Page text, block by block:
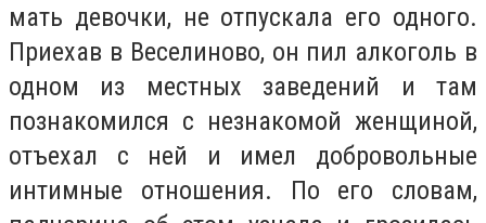
мать девочки, не отпускала его одного.
Приехав в Веселиново, он пил алкоголь в
одном из местных заведений и там
познакомился с незнакомой женщиной,
отъехал с ней и имел добровольные
интимные отношения. По его словам,